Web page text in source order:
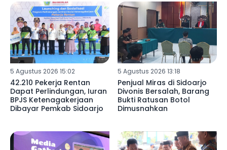
5 Agustus 2026 15:02
42.210 Pekerja Rentan
Dapat Perlindungan, Iuran
BPJS Ketenagakerjaan
Dibayar Pemkab Sidoarjo
5 Agustus 2026 13:18
Penjual Miras di Sidoarjo
Divonis Bersalah, Barang
Bukti Ratusan Botol
Dimusnahkan